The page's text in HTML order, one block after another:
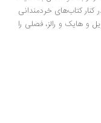
کتاب‌های خردمندانی
و هایک و رالز، فصلی را